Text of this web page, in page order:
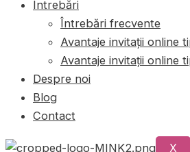
Întrebări
Întrebări frecvente
Avantaje invitații online
Avantaje invitații online
Despre noi
Blog
Contact
X